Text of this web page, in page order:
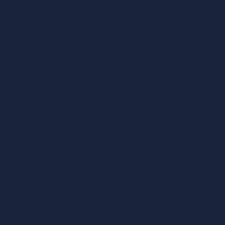
לעבוד לזמן מוגבל, שמסתיים
בביטוח מנהלים או
לחזור. זאת בניגוד לאובדן
ייתכן סף גבוה יותר